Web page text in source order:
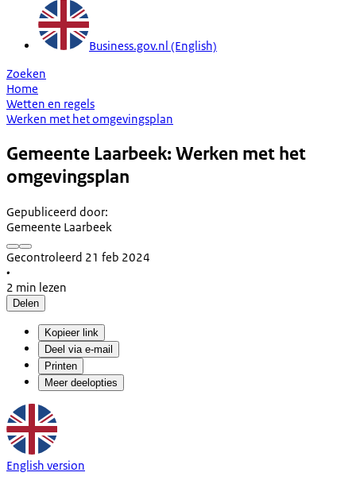
Business.gov.nl (English)
Zoeken
Home
Wetten en regels
Werken met het omgevingsplan
Gemeente Laarbeek: Werken met het
omgevingsplan
Gepubliceerd door:
Gemeente Laarbeek
Gecontroleerd 21 feb 2024
•
2 min lezen
Delen
Kopieer link
Deel via e-mail
Printen
Meer deelopties
English version